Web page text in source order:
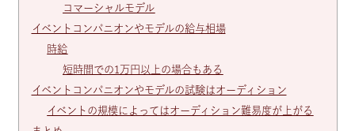
コマーシャルモデル
イベントコンパニオンやモデルの給与相場
時給
短時間での1万円以上の場合もある
イベントコンパニオンやモデルの試験はオーディション
イベントの規模によってはオーディション難易度が上がる